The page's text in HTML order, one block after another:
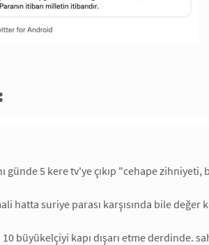
günde 5 kere tv'ye çıkıp "cehape
hatta suriye parası karşısında bile değer
10 büyükelçiyi kapı dışarı etme derdinde.